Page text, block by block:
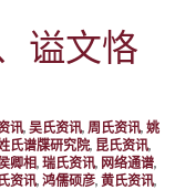
谥文恪
讯, 吴氏资讯, 周氏资讯, 姚
氏谱牒研究院, 昆氏资讯,
卿相, 瑞氏资讯, 网络通谱,
资讯, 鸿儒硕彦, 黄氏资讯,